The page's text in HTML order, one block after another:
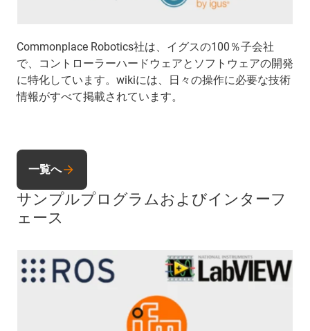
Commonplace Robotics社は、イグスの100％子会社
で、コントローラーハードウェアとソフトウェアの開発
に特化しています。wikiには、日々の操作に必要な技術
情報がすべて掲載されています。
サンプルプログラムおよびインターフ
ェース
一覧へ